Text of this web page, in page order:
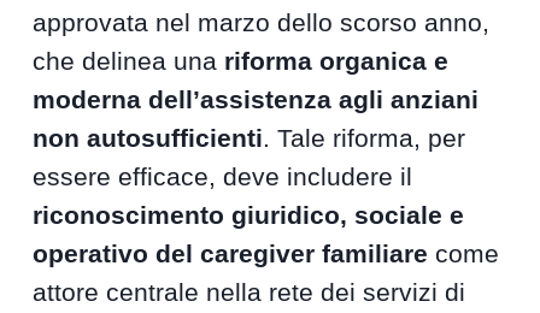
approvata nel marzo dello scorso anno,
che delinea una riforma organica e
moderna dell’assistenza agli anziani
non autosufficienti. Tale riforma, per
essere efficace, deve includere il
riconoscimento giuridico, sociale e
operativo del caregiver familiare come
attore centrale nella rete dei servizi di